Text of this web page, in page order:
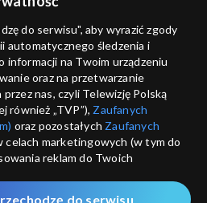
ANULUJ
do serwisu", aby wyrazić zgody
automatycznego śledzenia i
informacji na Twoim urządzeniu
oraz na przetwarzanie
nas, czyli Telewizję Polską
również „TVP”), Zaufanych
oraz pozostałych Zaufanych
celach marketingowych (w tym do
reklam do Twoich
także zgody na udostępnianie
do serwisu